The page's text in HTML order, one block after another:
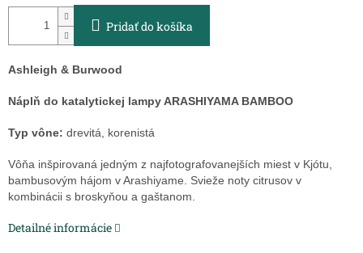
Pridať do košíka
Ashleigh & Burwood
Náplň do katalytickej lampy ARASHIYAMA BAMBOO
Typ vône: drevitá, korenistá
Vôňa inšpirovaná jedným z najfotografovanejších miest v Kjótu,
bambusovým hájom v Arashiyame. Svieže noty citrusov v
kombinácii s broskyňou a gaštanom.
Detailné informácie